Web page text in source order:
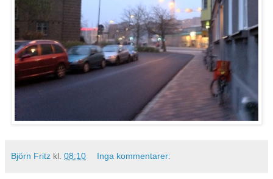
Björn Fritz kl. 08:10 Inga kommentarer: